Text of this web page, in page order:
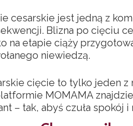
cesarskie jest jedną z
Blizna po cięciu
na etapie ciąży
niewiedzą.
cięcie to tylko jeden
MOMAMA
– tak, abyś czuła spokój